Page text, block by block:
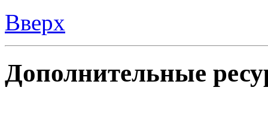
Вверх
Дополнительные